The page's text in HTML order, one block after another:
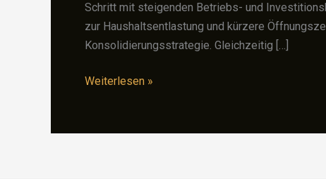
Schritt mit steigenden Betriebs- und
zur Haushaltsentlastung und kürzere
Konsolidierungsstrategie. Gleichzeitig […]
Tiergarten
Eintrittspreise
Weiterlesen »